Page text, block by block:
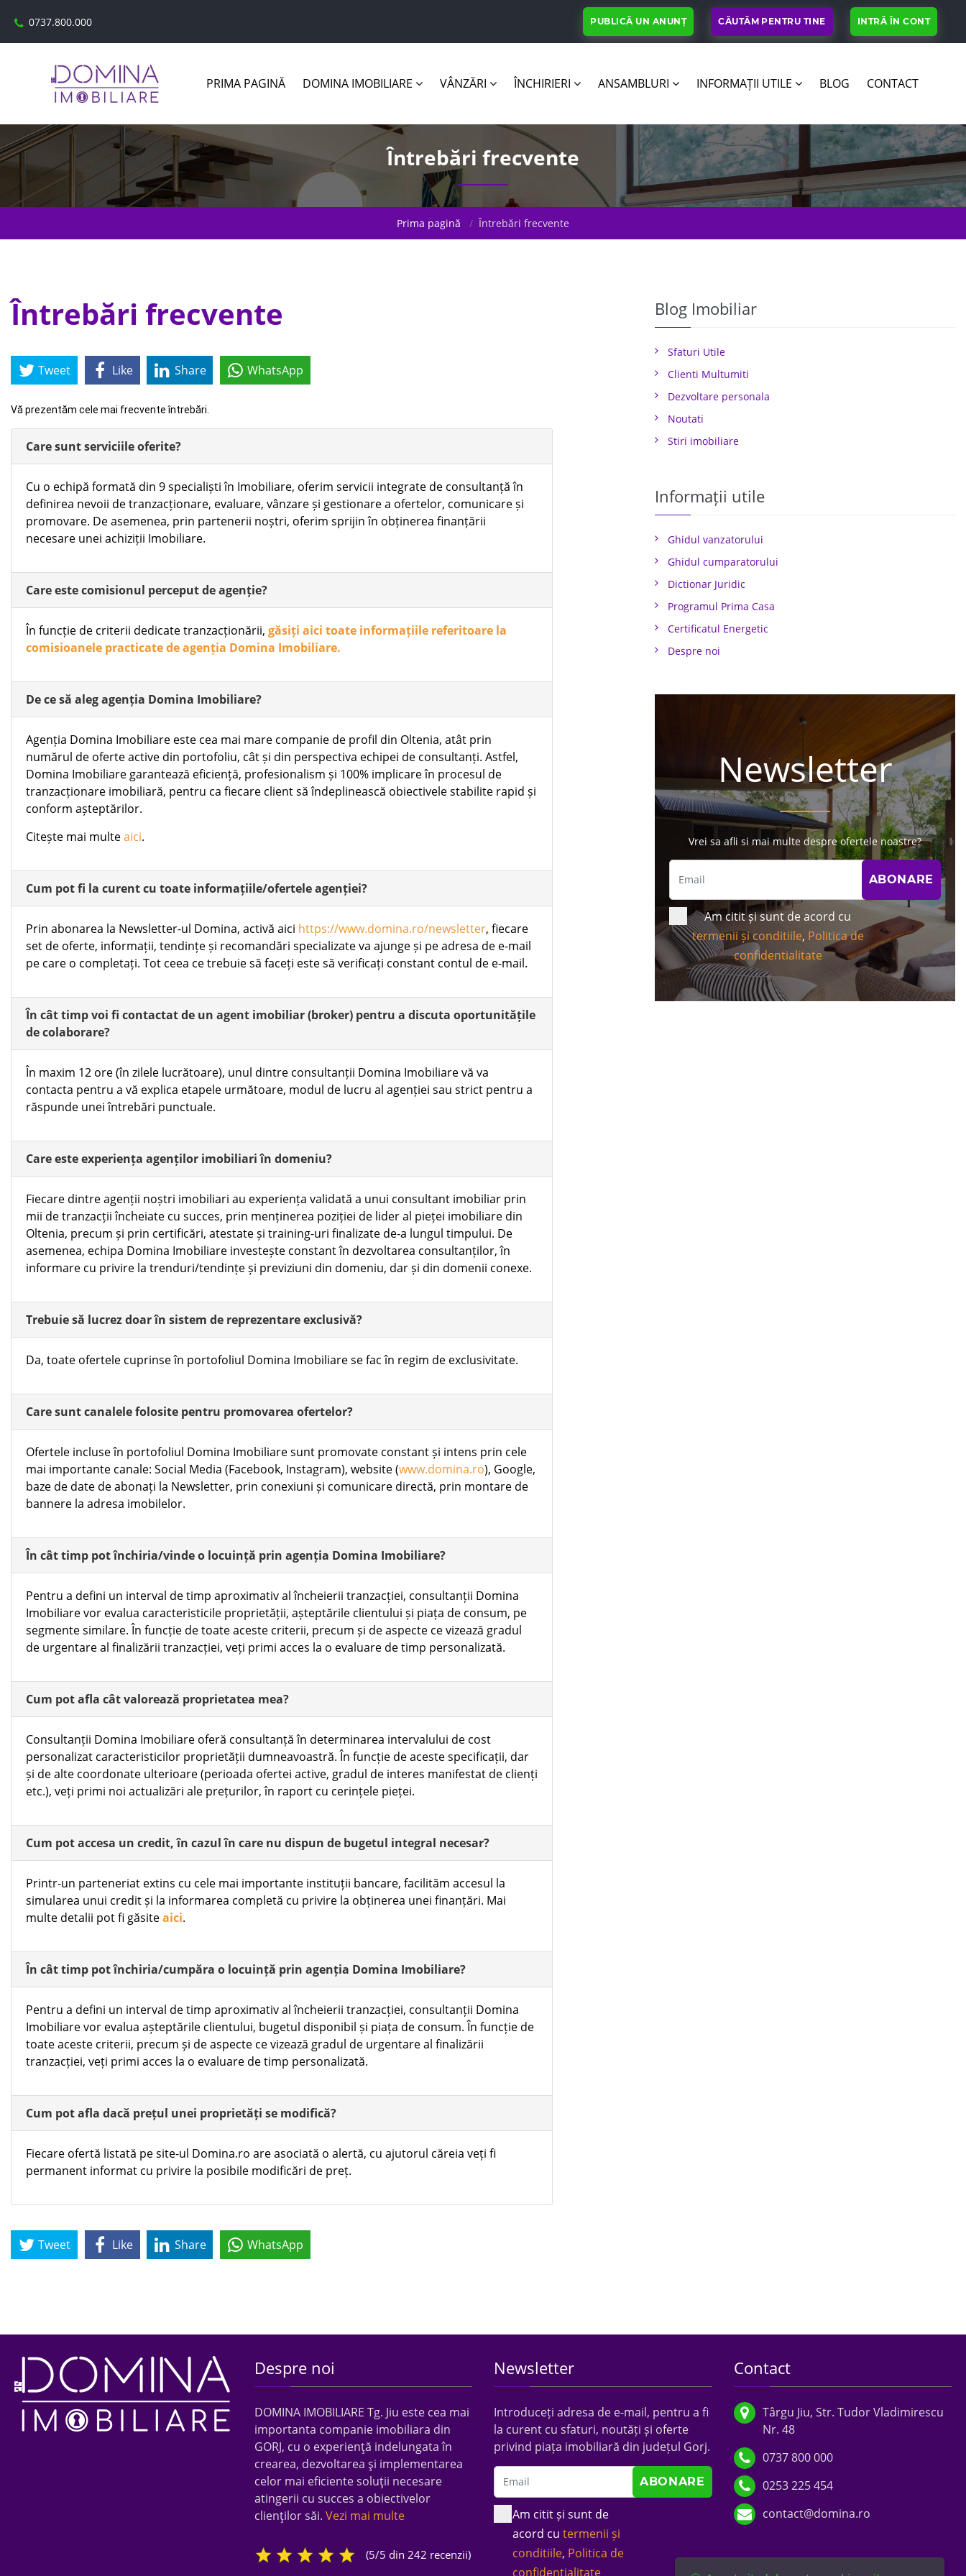
0737.800.000 PUBLICĂ UN ANUNȚ CĂUTĂM PENTRU TINE INTRĂ ÎN CONT
PRIMA PAGINĂ DOMINA IMOBILIARE VÂNZĂRI ÎNCHIRIERI ANSAMBLURI INFORMAȚII UTILE BLOG CONTACT
Întrebări frecvente
Prima pagină Întrebări frecvente
Întrebări frecvente
Tweet Like Share WhatsApp
Vă prezentăm cele mai frecvente întrebări.
Care sunt serviciile oferite?
Cu o echipă formată din 9 specialiști în Imobiliare, oferim servicii integrate de consultanță în
definirea nevoii de tranzacționare, evaluare, vânzare și gestionare a ofertelor, comunicare și
promovare. De asemenea, prin partenerii noștri, oferim sprijin în obținerea finanțării
necesare unei achiziții Imobiliare.
Care este comisionul perceput de agenție?
În funcție de criterii dedicate tranzacționării, găsiți aici toate informațiile referitoare la
comisioanele practicate de agenția Domina Imobiliare.
De ce să aleg agenția Domina Imobiliare?
Agenția Domina Imobiliare este cea mai mare companie de profil din Oltenia, atât prin
numărul de oferte active din portofoliu, cât și din perspectiva echipei de consultanți. Astfel,
Domina Imobiliare garantează eficiență, profesionalism și 100% implicare în procesul de
tranzacționare imobiliară, pentru ca fiecare client să îndeplinească obiectivele stabilite rapid și
conform așteptărilor.
Citește mai multeaici.
Cum pot fi la curent cu toate informațiile/ofertele agenției?
Prin abonarea la Newsletter-ul Domina, activă aici https://www.domina.ro/newsletter, fiecare
set de oferte, informații, tendințe și recomandări specializate va ajunge și pe adresa de e-mail
pe care o completați. Tot ceea ce trebuie să faceți este să verificați constant contul de e-mail.
În cât timp voi fi contactat de un agent imobiliar (broker) pentru a discuta oportunitățile
de colaborare?
În maxim 12 ore (în zilele lucrătoare), unul dintre consultanții Domina Imobiliare vă va
contacta pentru a vă explica etapele următoare, modul de lucru al agenției sau strict pentru a
răspunde unei întrebări punctuale.
Care este experiența agenților imobiliari în domeniu?
Fiecare dintre agenții noștri imobiliari au experiența validată a unui consultant imobiliar prin
mii de tranzacții încheiate cu succes, prin menținerea poziției de lider al pieței imobiliare din
Oltenia, precum și prin certificări, atestate și training-uri finalizate de-a lungul timpului. De
asemenea, echipa Domina Imobiliare investește constant în dezvoltarea consultanților, în
informare cu privire la trenduri/tendințe și previziuni din domeniu, dar și din domenii conexe.
Trebuie să lucrez doar în sistem de reprezentare exclusivă?
Da, toate ofertele cuprinse în portofoliul Domina Imobiliare se fac în regim de exclusivitate.
Care sunt canalele folosite pentru promovarea ofertelor?
Ofertele incluse în portofoliul Domina Imobiliare sunt promovate constant și intens prin cele
mai importante canale: Social Media (Facebook, Instagram), website (www.domina.ro), Google,
baze de date de abonați la Newsletter, prin conexiuni și comunicare directă, prin montare de
bannere la adresa imobilelor.
În cât timp pot închiria/vinde o locuință prin agenția Domina Imobiliare?
Pentru a defini un interval de timp aproximativ al încheierii tranzacției, consultanții Domina
Imobiliare vor evalua caracteristicile proprietății, așteptările clientului și piața de consum, pe
segmente similare. În funcție de toate aceste criterii, precum și de aspecte ce vizează gradul
de urgentare al finalizării tranzacției, veți primi acces la o evaluare de timp personalizată.
Cum pot afla cât valorează proprietatea mea?
Consultanții Domina Imobiliare oferă consultanță în determinarea intervalului de cost
personalizat caracteristicilor proprietății dumneavoastră. În funcție de aceste specificații, dar
și de alte coordonate ulterioare (perioada ofertei active, gradul de interes manifestat de clienți
etc.), veți primi noi actualizări ale prețurilor, în raport cu cerințele pieței.
Cum pot accesa un credit, în cazul în care nu dispun de bugetul integral necesar?
Printr-un parteneriat extins cu cele mai importante instituții bancare, facilităm accesul la
simularea unui credit și la informarea completă cu privire la obținerea unei finanțări. Mai
multe detalii pot fi găsiteaici.
În cât timp pot închiria/cumpăra o locuință prin agenția Domina Imobiliare?
Pentru a defini un interval de timp aproximativ al încheierii tranzacției, consultanții Domina
Imobiliare vor evalua așteptările clientului, bugetul disponibil și piața de consum. În funcție de
toate aceste criterii, precum și de aspecte ce vizează gradul de urgentare al finalizării
tranzacției, veți primi acces la o evaluare de timp personalizată.
Cum pot afla dacă prețul unei proprietăți se modifică?
Fiecare ofertă listată pe site-ul Domina.ro are asociată o alertă, cu ajutorul căreia veți fi
permanent informat cu privire la posibile modificări de preț.
Tweet Like Share WhatsApp
Blog Imobiliar
Sfaturi Utile
Clienti Multumiti
Dezvoltare personala
Noutati
Stiri imobiliare
Informații utile
Ghidul vanzatorului
Ghidul cumparatorului
Dictionar Juridic
Programul Prima Casa
Certificatul Energetic
Despre noi
Newsletter
Vrei sa afli si mai multe despre ofertele noastre?
Am citit și sunt de acord cu
termenii și conditiile, Politica de
confidentialitate
Despre noi
DOMINA IMOBILIARE Tg. Jiu este cea mai
importanta companie imobiliara din
GORJ, cu o experienţă indelungata în
crearea, dezvoltarea şi implementarea
celor mai eficiente soluţii necesare
atingerii cu succes a obiectivelor
clienţilor săi. Vezi mai multe
(5/5 din 242 recenzii)
Newsletter
Introduceți adresa de e-mail, pentru a fi
la curent cu sfaturi, noutăți și oferte
privind piața imobiliară din județul Gorj.
Am citit și sunt de
acord cu termenii și
conditiile, Politica de
confidentialitate
Contact
Târgu Jiu, Str. Tudor Vladimirescu
Nr. 48
0737 800 000
0253 225 454
contact@domina.ro